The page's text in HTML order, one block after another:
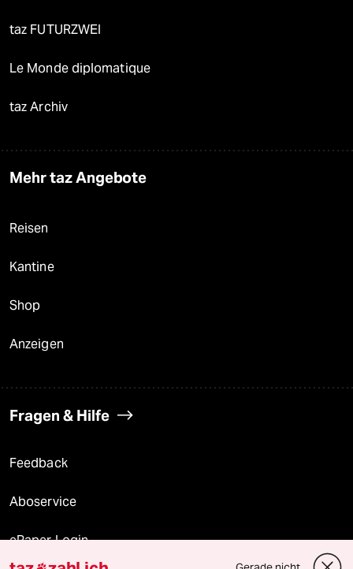
taz FUTURZWEI
Le Monde diplomatique
taz Archiv
Mehr taz Angebote
Reisen
Kantine
Shop
Anzeigen
Fragen & Hilfe
Feedback
Aboservice
ePaper Login